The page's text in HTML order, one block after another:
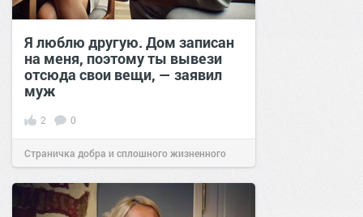
Я люблю другую. Дом записан
на меня, поэтому ты вывези
отсюда свои вещи, — заявил
муж
2 0
Страничка добра и сплошного жизненного
позитива!18:4014 ноя 2024